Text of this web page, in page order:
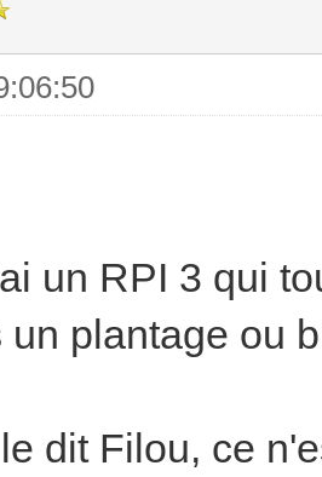
un RPI 3 qui
un plantage ou
dit Filou, ce